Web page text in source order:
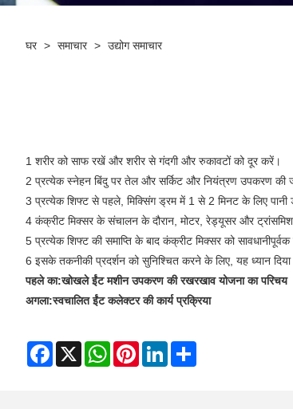
घर > समाचार > उद्योग समाचार
1 शरीर को साफ रखें और शरीर से गंदगी और रुकावटों को दूर करें।
2 प्रत्येक स्नेहन बिंदु पर तेल और सर्किट और नियंत्रण उपकरण
3 प्रत्येक शिफ्ट से पहले, मिक्सिंग ड्रम में 1 से 2 मिनट के लिए
4 कंक्रीट मिक्सर के संचालन के दौरान, मोटर, रेड्यूसर और
5 प्रत्येक शिफ्ट की समाप्ति के बाद कंक्रीट मिक्सर को सावधानीपूर्वक
6 इसके तकनीकी प्रदर्शन को सुनिश्चित करने के लिए, यह ध्यान दिया
पहले का:खोखले ईंट मशीन उपकरण की रखरखाव योजना का परिचय
अगला:स्वचालित ईंट कलेक्टर की कार्य प्रक्रिया
Facebook
X WhatsAppPinterestLinkedIn